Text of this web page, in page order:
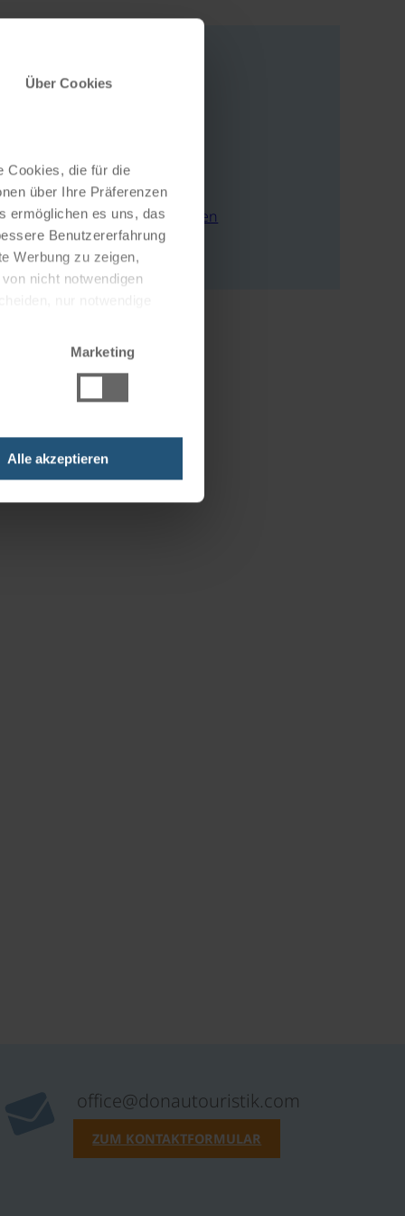
Über Cookies
Cookies, die für die
über Ihre Präferenzen
ermöglichen es uns, das
Benutzererfahrung
Werbung zu zeigen,
nicht notwendigen
Marketing
Alle akzeptieren
78343 Gaienhofen
Deutschland
E-Mail schreiben
Zur Webseite
office@donautouristik.com
ZUM KONTAKTFORMULAR